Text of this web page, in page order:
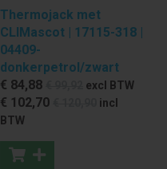
Thermojack met
CLIMascot | 17115-318 |
04409-
donkerpetrol/zwart
€ 84,88 excl BTW
€ 102,70
incl
BTW